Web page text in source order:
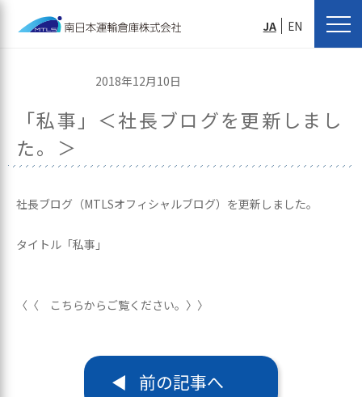
JA EN
2018年12月10日
「私事」＜社長ブログを更新しまし
た。＞
社長ブログ（MTLSオフィシャルブログ）を更新しました。
タイトル「私事」
〈〈 こちらからご覧ください。〉〉
前の記事へ